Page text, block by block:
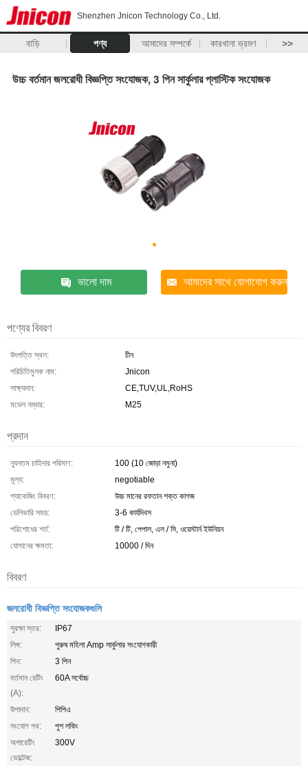
Shenzhen Jnicon Technology Co., Ltd.
বাড়ি পণ্য আমাদের সম্পর্কে কারখানা ভ্রমণ >>
উচ্চ বর্তমান জলরোধী বিজ্ঞপ্তি সংযোজক, 3 পিন সার্কুলার প্লাস্টিক সংযোজক
ভালো দাম আমাদের সাথে যোগাযোগ করুন
পণ্যের বিবরণ
উৎপত্তি স্থল:
চীন
পরিচিতিমুলক নাম:
Jnicon
সাক্ষ্যদান:
CE,TUV,UL,RoHS
মডেল নম্বার:
M25
প্রদান
ন্যূনতম চাহিদার পরিমাণ:
100 (10 জোড়া নমুনা)
মূল্য:
negotiable
প্যাকেজিং বিবরণ:
উচ্চ মানের রফতান শক্ত কাগজ
ডেলিভারি সময়:
3-6 কার্যদিবস
পরিশোধের শর্ত:
টি / টি, পেপাল, এল / সি, ওয়েস্টার্ন ইউনিয়ন
যোগানের ক্ষমতা:
10000 / দিন
বিবরণ
জলরোধী বিজ্ঞপ্তি সংযোজকগুলি
সুরক্ষা স্তর:
IP67
লিঙ্গ:
পুরুষ মহিলা Amp সার্কুলার সংযোগকারী
পিন:
3 পিন
বর্তমান রেটিং
(A):
60A সর্বোচ্চ
উপাদান:
পিপিএ
সংযোগ পথ:
পুশ লকিং
অপারেটিং
ভোল্টেজ:
300V